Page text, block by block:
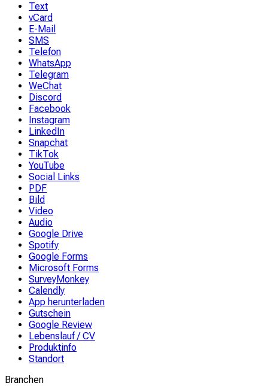
Text
vCard
E-Mail
SMS
Telefon
WhatsApp
Telegram
WeChat
Discord
Facebook
Instagram
LinkedIn
Snapchat
TikTok
YouTube
Social Links
PDF
Bild
Video
Audio
Google Drive
Spotify
Google Forms
Microsoft Forms
SurveyMonkey
Calendly
App herunterladen
Gutschein
Google Review
Lebenslauf / CV
Produktinfo
Standort
Branchen